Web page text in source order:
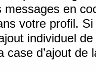
messages en
votre profil.
individuel
case d’ajout